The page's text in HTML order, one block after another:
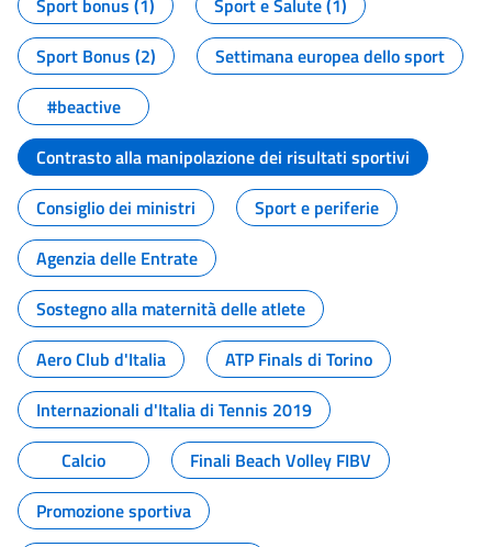
Sport bonus (1)
Sport e Salute (1)
Sport Bonus (2)
Settimana europea dello sport
#beactive
Contrasto alla manipolazione dei risultati sportivi
Consiglio dei ministri
Sport e periferie
Agenzia delle Entrate
Sostegno alla maternità delle atlete
Aero Club d'Italia
ATP Finals di Torino
Internazionali d'Italia di Tennis 2019
Calcio
Finali Beach Volley FIBV
Promozione sportiva